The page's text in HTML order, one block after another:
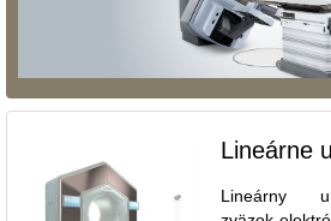
Lineárne
Lineárny